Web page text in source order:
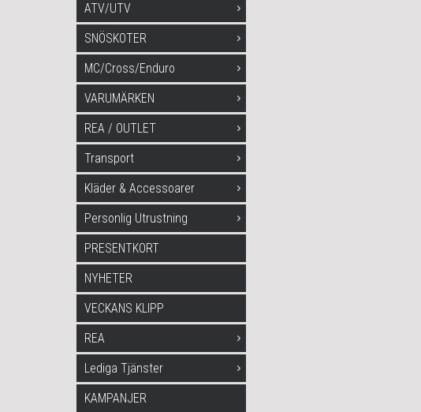
ATV/UTV
SNÖSKOTER
MC/Cross/Enduro
VARUMÄRKEN
REA / OUTLET
Transport
Kläder & Accessoarer
Personlig Utrustning
PRESENTKORT
NYHETER
VECKANS KLIPP
REA
Lediga Tjänster
KAMPANJER